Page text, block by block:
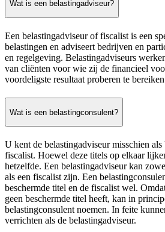
Wat is een belastingadviseur?
Een belastingadviseur of fiscalist is een
belastingen en adviseert bedrijven en
en regelgeving. Belastingadviseurs
van cliënten voor wie zij de financieel
voordeligste resultaat proberen te
Wat is een belastingconsulent?
U kent de belastingadviseur misschien
fiscalist. Hoewel deze titels op elkaar
hetzelfde. Een belastingadviseur kan
als een fiscalist zijn. Een
beschermde titel en de fiscalist wel.
geen beschermde titel heeft, kan in
belastingconsulent noemen. In feite
verrichten als de belastingadviseur.